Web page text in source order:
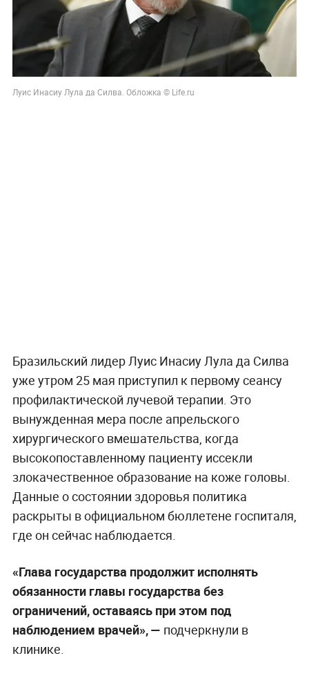
Луис Инасиу Лула да Силва. Обложка © Life.ru
Бразильский лидер Луис Инасиу Лула да Силва
уже утром 25 мая приступил к первому сеансу
профилактической лучевой терапии. Это
вынужденная мера после апрельского
хирургического вмешательства, когда
высокопоставленному пациенту иссекли
злокачественное образование на коже головы.
Данные о состоянии здоровья политика
раскрыты в официальном бюллетене госпиталя,
где он сейчас наблюдается.
«Глава государства продолжит исполнять
обязанности главы государства без
ограничений, оставаясь при этом под
наблюдением врачей», — подчеркнули в
клинике.